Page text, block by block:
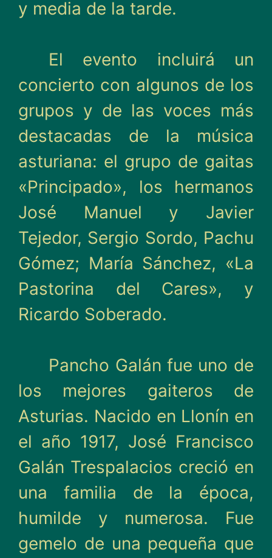
y media de la tarde.
El evento incluirá un
concierto con algunos de los
grupos y de las voces más
destacadas de la música
asturiana: el grupo de gaitas
«Principado», los hermanos
José Manuel y Javier
Tejedor, Sergio Sordo, Pachu
Gómez; María Sánchez, «La
Pastorina del Cares», y
Ricardo Soberado.
Pancho Galán fue uno de
los mejores gaiteros de
Asturias. Nacido en Llonín en
el año 1917, José Francisco
Galán Trespalacios creció en
una familia de la época,
humilde y numerosa. Fue
gemelo de una pequeña que